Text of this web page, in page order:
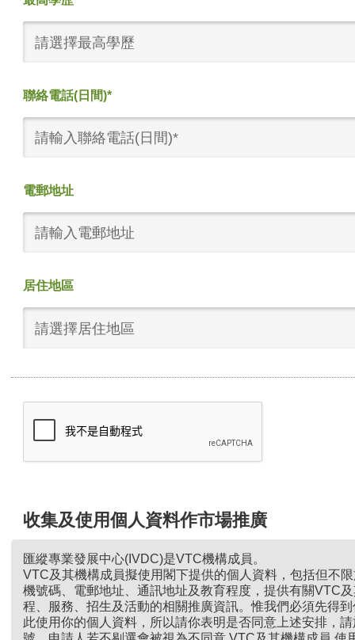
請選擇最高學歷
聯絡電話(日間)*
電郵地址
居住地區
請選擇居住地區
收集及使用個人資料作市場推廣
匯縱專業發展中心(IVDC)是VTC機構成員。
VTC及其機構成員擬使用閣下提供的個人資料，包括但不
機號碼、電郵地址、通訊地址及教育程度，提供有關VTC
程、服務、招生及活動的相關推廣資訊。惟我們必須先得
此使用你的個人資料，所以請你表明是否同意上述安排，